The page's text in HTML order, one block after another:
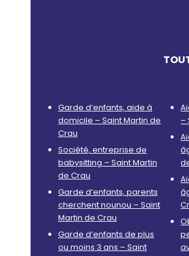
Garde d’enfants, aide à
domicile – Saint Martin de
Crau
Société, entreprise de
babysitting – Saint Martin
de Crau
Garde d’enfants, parents
cherchent nounou – Saint
Martin de Crau
Garde d’enfants de plus
ou moins 3 ans – Saint
–